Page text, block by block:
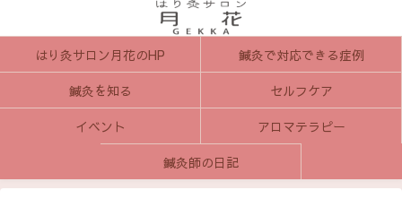
はり灸サロン月花のHP
鍼灸で対応できる症例
鍼灸を知る
セルフケア
イベント
アロマテラピー
鍼灸師の日記